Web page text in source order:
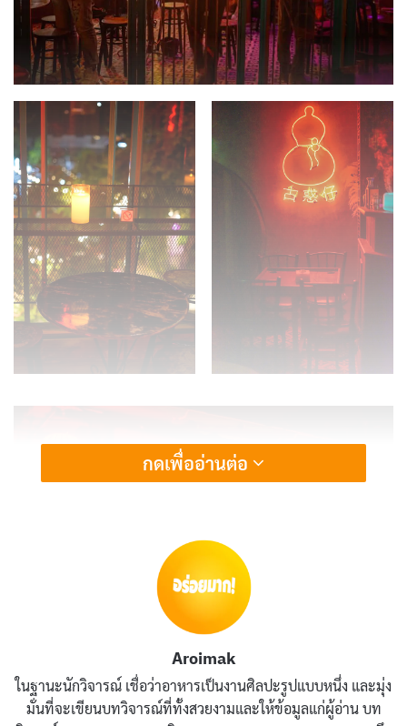
ร้าน กู๋หว่าไจ๋ 1991 เหมาะแกการไปนั่งฟังเพลงมาก เพราะ
ทางร้านเซ็ตระบบลำโพงได้ดีมาก (เสียงดี) เหมาะแกการไป
กดเพื่ออ่านต่อ
Aroimak
ในฐานะนักวิจารณ์ เชื่อว่าอาหารเป็นงานศิลปะรูปแบบหนึ่ง และมุ่ง
มั่นที่จะเขียนบทวิจารณ์ที่ทั้งสวยงามและให้ข้อมูลแก่ผู้อ่าน บท